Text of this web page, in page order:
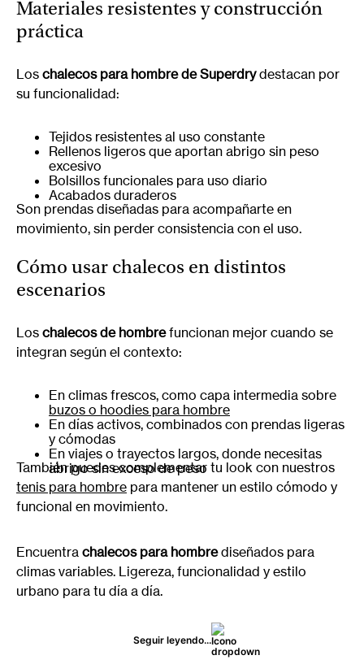
Materiales resistentes y construcción
práctica
Los chalecos para hombre de Superdrydestacan por
su funcionalidad:
Tejidos resistentes al uso constante
Rellenos ligeros que aportan abrigo sin peso
excesivo
Bolsillos funcionales para uso diario
Acabados duraderos
Son prendas diseñadas para acompañarte en
movimiento, sin perder consistencia con el uso.
Cómo usar chalecos en distintos
escenarios
Los chalecos de hombrefuncionan mejor cuando se
integran según el contexto:
En climas frescos, como capa intermedia sobre
buzos o hoodies para hombre
En días activos, combinados con prendas ligeras
y cómodas
En viajes o trayectos largos, donde necesitas
abrigo sin exceso de peso
También puedes complementar tu look con nuestros
tenis para hombre para mantener un estilo cómodo y
funcional en movimiento.
Encuentra chalecos para hombrediseñados para
climas variables. Ligereza, funcionalidad y estilo
urbano para tu día a día.
Seguir leyendo...